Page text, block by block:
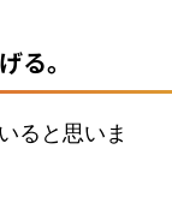
る。
ると思いま